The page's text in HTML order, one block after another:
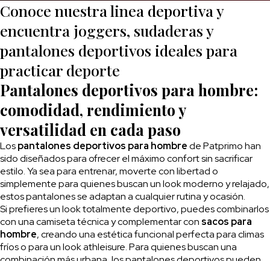
Conoce nuestra linea deportiva y
encuentra joggers, sudaderas y
pantalones deportivos ideales para
practicar deporte
Pantalones deportivos para hombre:
comodidad, rendimiento y
versatilidad en cada paso
Lospantalones deportivos para hombrede Patprimo han
sido diseñados para ofrecer el máximo confort sin sacrificar
estilo. Ya sea para entrenar, moverte con libertad o
simplemente para quienes buscan un look moderno y relajado,
estos pantalones se adaptan a cualquier rutina y ocasión.
Si prefieres un look totalmente deportivo, puedes combinarlos
con una camiseta técnica y complementar con sacos para
hombre, creando una estética funcional perfecta para climas
fríos o para un look athleisure. Para quienes buscan una